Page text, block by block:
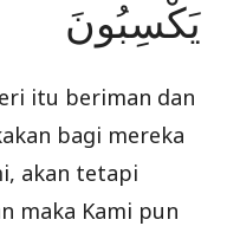
يَكْسِبُونَ
itu beriman dan
bagi mereka
akan tetapi
maka Kami pun